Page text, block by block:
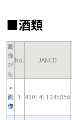
■酒類
画
像
か
も
No. JANCD
画
像
1 4901411045856